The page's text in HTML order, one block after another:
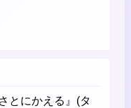
とにかえる』(タ